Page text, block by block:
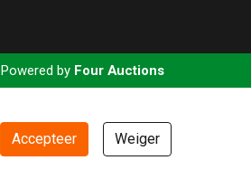
Powered by Four Auctions
Accepteer Weiger